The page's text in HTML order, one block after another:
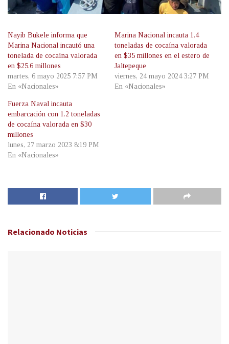
Nayib Bukele informa que
Marina Nacional incautó una
tonelada de cocaína valorada
en $25.6 millones
martes, 6 mayo 2025 7:57 PM
En «Nacionales»
Marina Nacional incauta 1.4
toneladas de cocaína valorada
en $35 millones en el estero de
Jaltepeque
viernes, 24 mayo 2024 3:27 PM
En «Nacionales»
Fuerza Naval incauta
embarcación con 1.2 toneladas
de cocaína valorada en $30
millones
lunes, 27 marzo 2023 8:19 PM
En «Nacionales»
Relacionado Noticias